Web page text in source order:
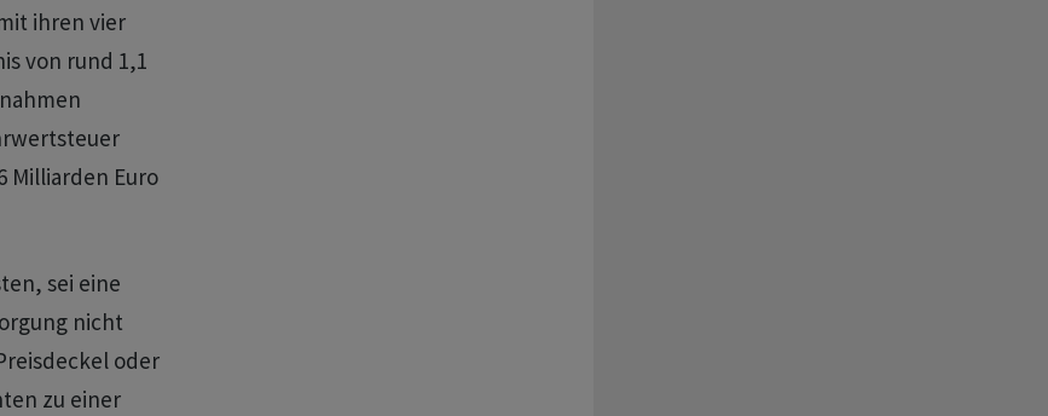
ihren vier
von rund 1,1
Milliarden Euro
‌sei eine
nicht
oder
zu einer